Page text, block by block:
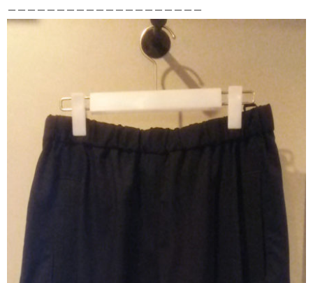
－－－－－－－－－－－－－－－－－－－－